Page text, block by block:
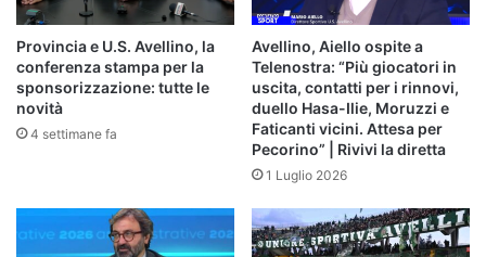
Provincia e U.S. Avellino, la
conferenza stampa per la
sponsorizzazione: tutte le
novità
4 settimane fa
Avellino, Aiello ospite a
Telenostra: “Più giocatori in
uscita, contatti per i rinnovi,
duello Hasa-Ilie, Moruzzi e
Faticanti vicini. Attesa per
Pecorino” | Rivivi la diretta
1 Luglio 2026